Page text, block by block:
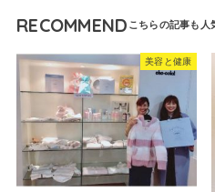
RECOMMEND
美容と健康